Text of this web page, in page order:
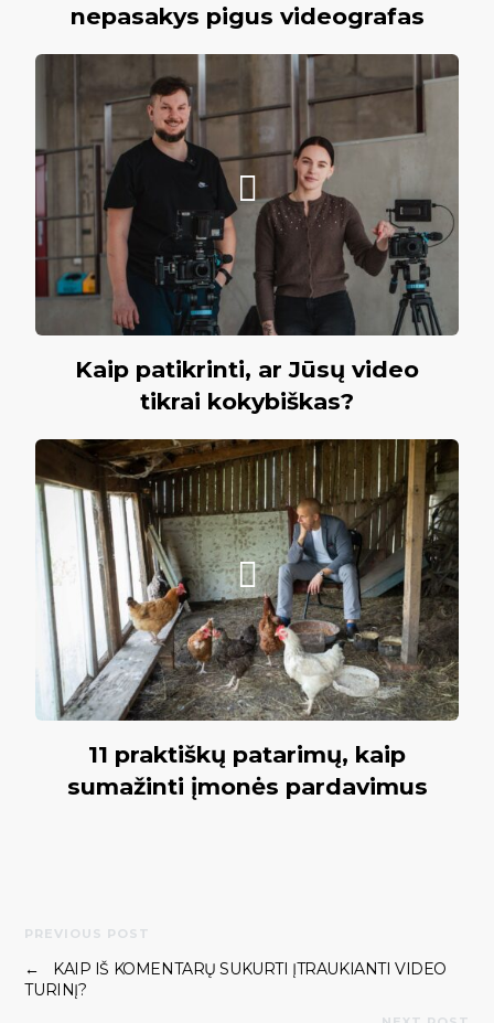
nepasakys pigus videografas
Kaip patikrinti, ar Jūsų video
tikrai kokybiškas?
11 praktiškų patarimų, kaip
sumažinti įmonės pardavimus
PREVIOUS POST
←
KAIP IŠ KOMENTARŲ SUKURTI ĮTRAUKIANTI VIDEO
TURINĮ?